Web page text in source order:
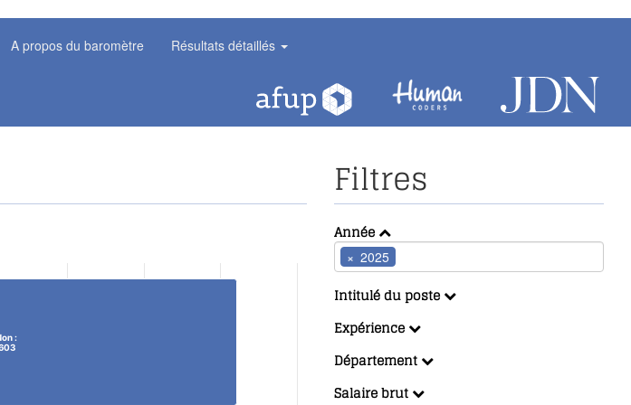
A propos du baromètre Résultats détaillés
:
Filtres
Année
× 2025
Intitulé du poste
Expérience
Département
Salaire brut